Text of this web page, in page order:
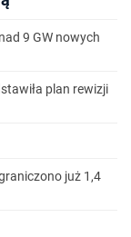
9 GW nowych
plan rewizji
już 1,4